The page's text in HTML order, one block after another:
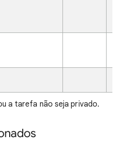
a tarefa não seja privado.